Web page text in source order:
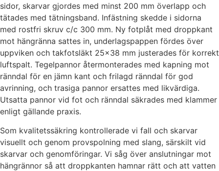
sidor, skarvar gjordes med minst 200 mm överlapp och
tätades med tätningsband. Infästning skedde i sidorna
med rostfri skruv c/c 300 mm. Ny fotplåt med droppkant
mot hängränna sattes in, underlagspappen fördes över
uppviken och takfotsläkt 25×38 mm justerades för korrekt
luftspalt. Tegelpannor återmonterades med kapning mot
ränndal för en jämn kant och frilagd ränndal för god
avrinning, och trasiga pannor ersattes med likvärdiga.
Utsatta pannor vid fot och ränndal säkrades med klammer
enligt gällande praxis.
Som kvalitetssäkring kontrollerade vi fall och skarvar
visuellt och genom provspolning med slang, särskilt vid
skarvar och genomföringar. Vi såg över anslutningar mot
hängrännor så att droppkanten hamnar rätt och att vatten